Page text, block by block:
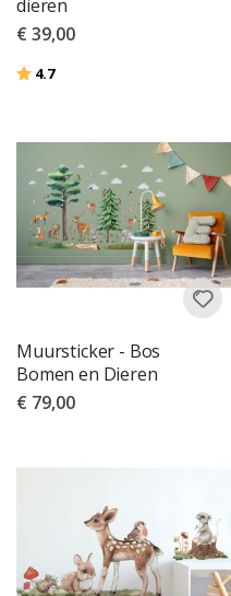
dieren
€ 39,00
Beoordeling:
4.7uit 5 sterren
Muursticker - Bos
Bomen en Dieren
€ 79,00